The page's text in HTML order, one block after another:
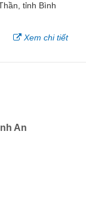
tỉnh Bình
Xem chi tiết
An